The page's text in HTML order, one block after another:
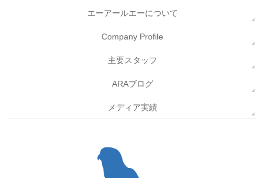
エーアールエーについて
Company Profile
主要スタッフ
ARAブログ
メディア実績